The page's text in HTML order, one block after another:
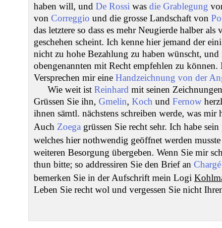
haben will, und De Rossi was die Grablegung
von Correggio und die grosse Landschaft von
das letztere so dass es mehr Neugierde halber als
geschehen scheint. Ich kenne hier jemand der
nicht zu hohe Bezahlung zu haben wünscht,
obengenannten mit Recht empfehlen zu
Versprechen mir eine Handzeichnung von der
Wie weit ist Reinhard mit seinen
Grüssen Sie ihn, Gmelin, Koch und Fernow
ihnen sämtl. nächstens schreiben werde, was mir
Auch Zoega grüssen Sie recht sehr. Ich habe sein
welches hier nothwendig geöffnet werden
weiteren Besorgung übergeben. Wenn Sie mir
thun bitte; so addressiren Sie den Brief an
bemerken Sie in der Aufschrift mein Logi
Leben Sie recht wol und vergessen Sie nicht